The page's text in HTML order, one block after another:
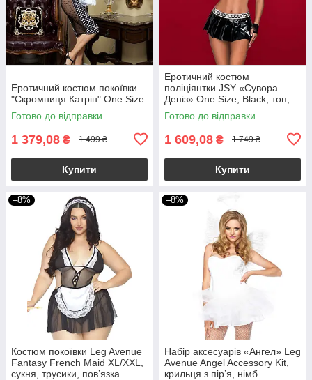
Еротичний костюм покоївки
"Скромниця Катрін" One Size
Готово до відправки
1 379,08 ₴ 1 499 ₴
Купити
Еротичний костюм
поліціянтки JSY «Сувора
Деніз» One Size, Black, топ,
спідниця, рукавички, кашкет
Готово до відправки
1 609,08 ₴ 1 749 ₴
Купити
–8%
Костюм покоївки Leg Avenue
Fantasy French Maid XL/XXL,
сукня, трусики, пов’язка
–8%
Набір аксесуарів «Ангел» Leg
Avenue Angel Accessory Kit,
крильця з пір’я, німб